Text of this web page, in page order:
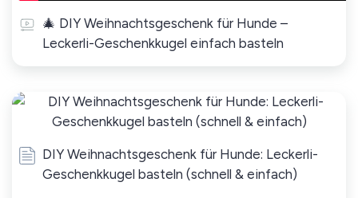
🎄 DIY Weihnachtsgeschenk für Hunde –
Leckerli-Geschenkkugel einfach basteln
DIY Weihnachtsgeschenk für Hunde: Leckerli-
Geschenkkugel basteln (schnell & einfach)